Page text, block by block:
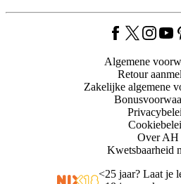
Algemene
Retour
Zakelijke algemene
Over AH
Kwetsbaarheid
<25 jaar? Laat je